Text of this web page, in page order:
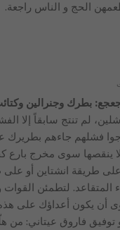
الحج و الناس راجعة.
بطرك وجنرالين
لم تنتج سابقاً إلا
فشلهم جاءهم بطريرك
ينقصها سوى مخرج بارع
طريقة انشتاين أو على
المتقاعد. لتطمئن
أن يكون أعداؤك على
توفيق فاروق عيتاني: من